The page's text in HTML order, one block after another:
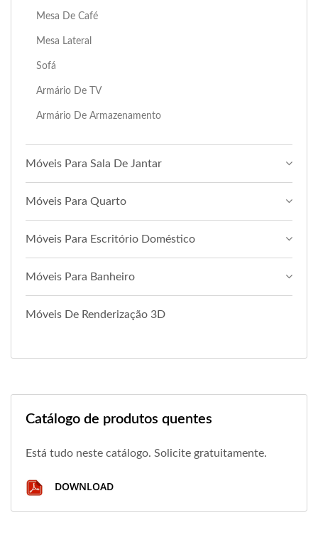
Mesa De Café
Mesa Lateral
Sofá
Armário De TV
Armário De Armazenamento
Móveis Para Sala De Jantar
Móveis Para Quarto
Móveis Para Escritório Doméstico
Móveis Para Banheiro
Móveis De Renderização 3D
Catálogo de produtos quentes
Está tudo neste catálogo. Solicite gratuitamente.
DOWNLOAD